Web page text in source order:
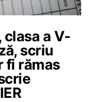
clasa a V-
scriu
fi rămas